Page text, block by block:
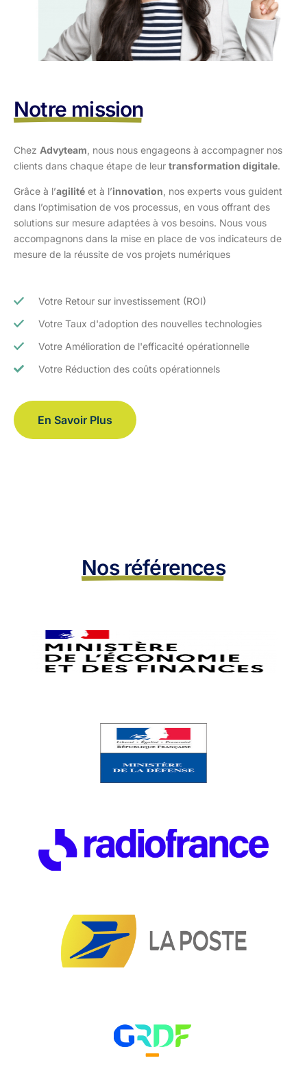
Notre mission
Chez Advyteam , nous nous engageons à accompagner nos
clients dans chaque étape de leur transformation digitale.
Grâce à l’agilité et à l’innovation , nos experts vous guident
dans l’optimisation de vos processus, en vous offrant des
solutions sur mesure adaptées à vos besoins. Nous vous
accompagnons dans la mise en place de vos indicateurs de
mesure de la réussite de vos projets numériques
Votre Retour sur investissement (ROI)
Votre Taux d'adoption des nouvelles technologies
Votre Amélioration de l'efficacité opérationnelle
Votre Réduction des coûts opérationnels
En Savoir Plus
Nos références